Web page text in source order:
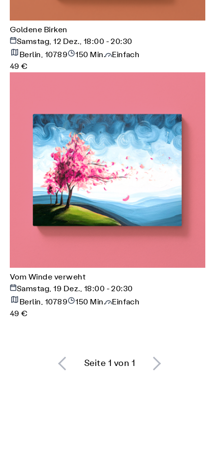
Goldene Birken
Samstag, 12 Dez., 18:00 - 20:30
Berlin, 10789
150 Min.
Einfach
49 €
Vom Winde verweht
Samstag, 19 Dez., 18:00 - 20:30
Berlin, 10789
150 Min.
Einfach
49 €
Seite 1 von 1